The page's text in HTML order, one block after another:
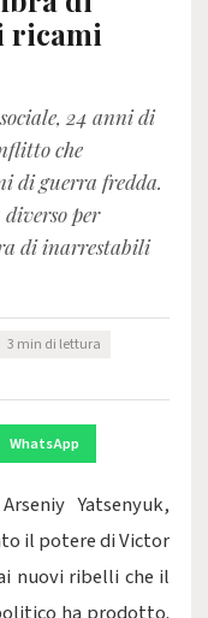
ricami
24 anni di
che
di guerra fredda.
per
di inarrestabili
3 min di lettura
WhatsApp
Yatsenyuk,
il potere di Victor
nuovi ribelli che il